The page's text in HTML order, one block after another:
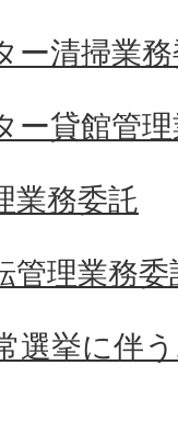
ー清掃業
ー貸館管
業務委託
管理業務委
選挙に伴